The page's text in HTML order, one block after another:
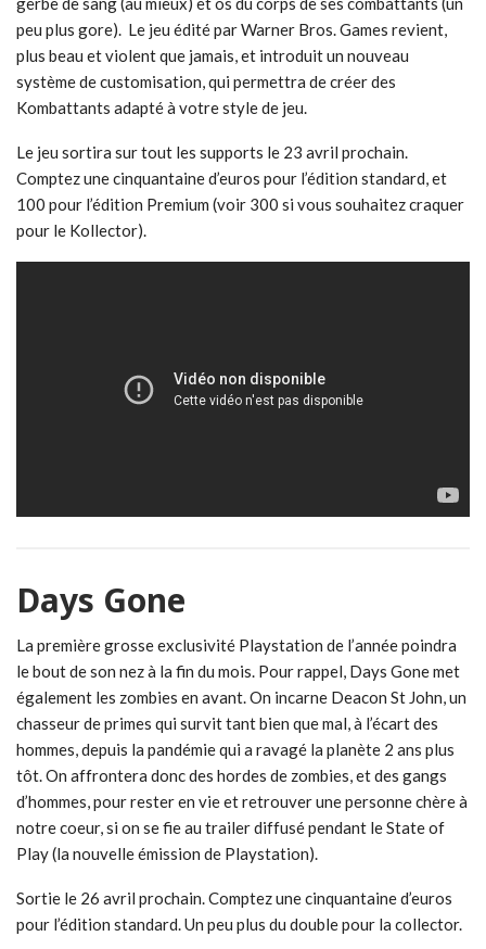
peu plus gore). Le jeu édité par Warner Bros. Games revient,
plus beau et violent que jamais, et introduit un nouveau
système de customisation, qui permettra de créer des
Kombattants adapté à votre style de jeu.
Le jeu sortira sur tout les supports le 23 avril prochain.
Comptez une cinquantaine d’euros pour l’édition standard, et
100 pour l’édition Premium (voir 300 si vous souhaitez craquer
pour le Kollector).
Days Gone
La première grosse exclusivité Playstation de l’année poindra
le bout de son nez à la fin du mois. Pour rappel, Days Gone met
également les zombies en avant. On incarne Deacon St John, un
chasseur de primes qui survit tant bien que mal, à l’écart des
hommes, depuis la pandémie qui a ravagé la planète 2 ans plus
tôt. On affrontera donc des hordes de zombies, et des gangs
d’hommes, pour rester en vie et retrouver une personne chère à
notre coeur, si on se fie au trailer diffusé pendant le State of
Play (la nouvelle émission de Playstation).
Sortie le 26 avril prochain. Comptez une cinquantaine d’euros
pour l’édition standard. Un peu plus du double pour la collector.